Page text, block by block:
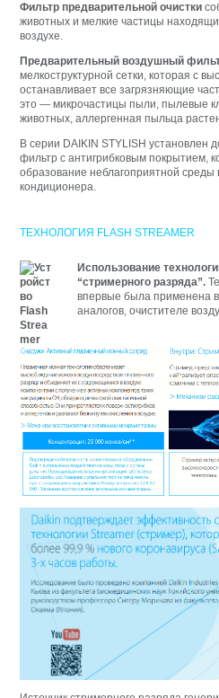
Фильтр предварительной очистки
животных и мелкие частицы
воздухе.
Предварительный воздушный
мелкоструктурной сетки, которая с
останавливает все загрязняющие
это — микрочастицы пыли, пылевые
животных, аллергенная пыльца
В серии DAIKIN STYLISH установлен
фильтр с антигрибковым покрытием,
образование неблагоприятной среды
кондиционера.
ТЕХНОЛОГИЯ FLASH STREAMER
Использование
“стримерного разряда”.
впервые была применена
аналогов, очистителе